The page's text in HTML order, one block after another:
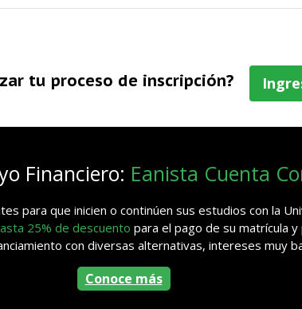
tu proceso de inscripción?
Financiero: Eanista Cuenta
para que inicien o continúen sus estudios con la
25% de descuento para el pago de su matrícula
con diversas alternativas, intereses muy
Conoce más